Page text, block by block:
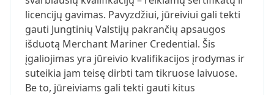
licencijų gavimas. Pavyzdžiui, jūreiviui gali tekti
gauti Jungtinių Valstijų pakrančių apsaugos
išduotą Merchant Mariner Credential. Šis
įgaliojimas yra jūreivio kvalifikacijos įrodymas ir
suteikia jam teisę dirbti tam tikruose laivuose.
Be to, jūreiviams gali tekti gauti kitus